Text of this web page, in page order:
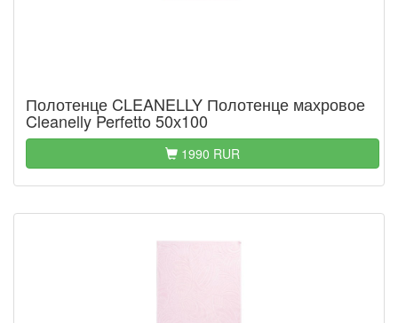
Полотенце CLEANELLY Полотенце махровое
Cleanelly Perfetto 50х100
1990 RUR